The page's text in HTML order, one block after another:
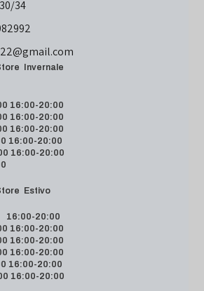
34
Store Invernale
16:00-20:00
16:00-20:00
16:00-20:00
16:00-20:00
16:00-20:00
Store Estivo
20:00
16:00-20:00
16:00-20:00
16:00-20:00
16:00-20:00
16:00-20:00